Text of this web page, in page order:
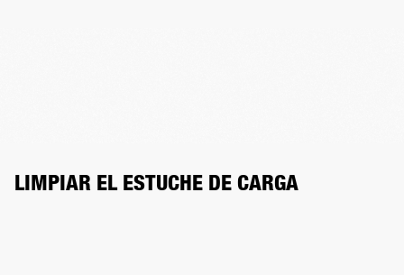
LIMPIAR EL ESTUCHE DE CARGA